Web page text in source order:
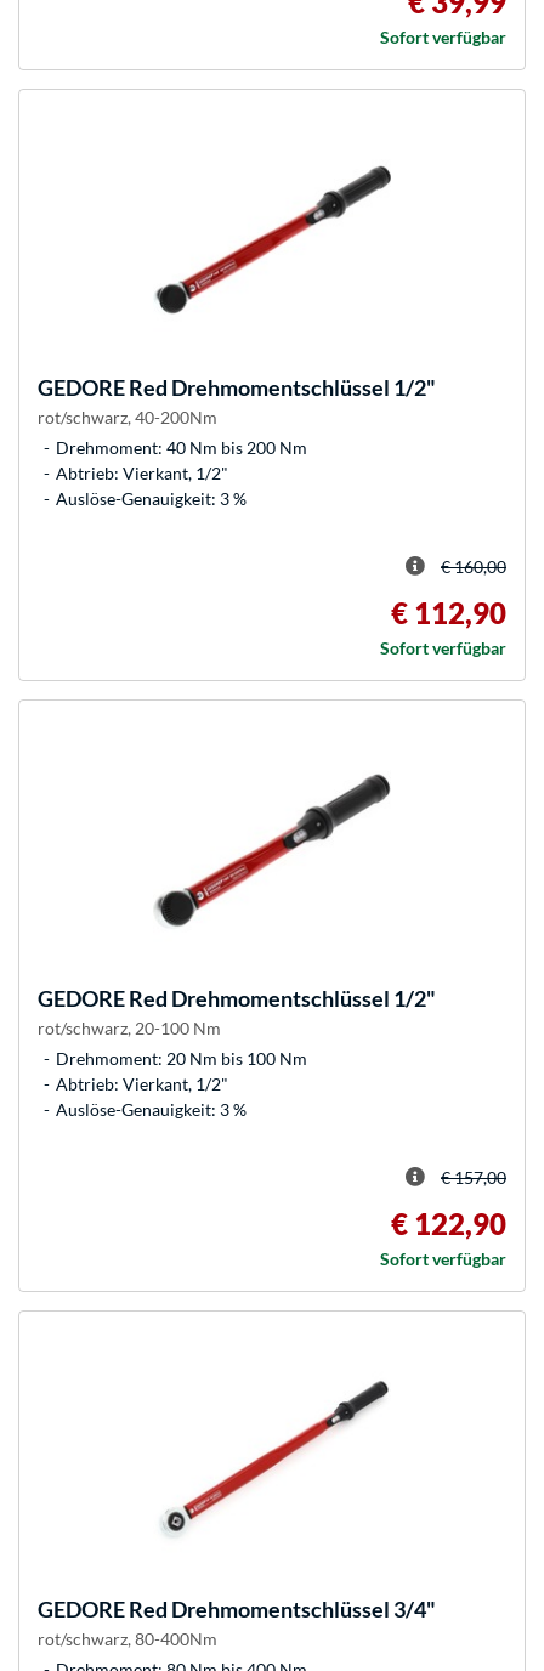
Sofort verfügbar
GEDORERed Drehmomentschlüssel 1/2"
rot/schwarz, 40-200Nm
Drehmoment: 40 Nm bis 200 Nm
Abtrieb: Vierkant, 1/2"
Auslöse-Genauigkeit: 3 %
€ 160,00
€ 112,90
Sofort verfügbar
GEDORERed Drehmomentschlüssel 1/2"
rot/schwarz, 20-100 Nm
Drehmoment: 20 Nm bis 100 Nm
Abtrieb: Vierkant, 1/2"
Auslöse-Genauigkeit: 3 %
€ 157,00
€ 122,90
Sofort verfügbar
GEDORERed Drehmomentschlüssel 3/4"
rot/schwarz, 80-400Nm